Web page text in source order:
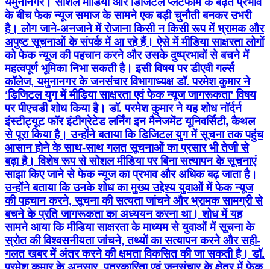
के बीच फेक न्यूज समाज के सामने एक बड़ी चुनौती बनकर उभरी
है। लोग जाने-अनजाने में रोजाना किसी न किसी रूप में भ्रामक और
अपुष्ट सूचनाओं के संपर्क में आ रहे हैं। ऐसे में मीडिया साक्षरता लोगों
को फेक न्यूज की पहचान करने और उसके दुष्प्रभावों से बचने में
महत्वपूर्ण भूमिका निभा सकती है। इसी विषय पर डीएवी गर्ल्स
कॉलेज, यमुनानगर के जनसंचार विभागाध्यक्ष डॉ. परमेश कुमार ने
‘डिजिटल युग में मीडिया साक्षरता एवं फेक न्यूज जागरूकता’ विषय
पर पीएचडी शोध किया है। डॉ. परमेश कुमार ने यह शोध नॉर्दर्न
इंस्टीट्यूट फॉर इंटीग्रेटेड लर्निंग इन मैनेजमेंट यूनिवर्सिटी, कैथल
से पूरा किया है। उन्होंने बताया कि डिजिटल युग में सूचना तक पहुंच
आसान होने के साथ-साथ गलत सूचनाओं का प्रसार भी तेजी से
बढ़ा है। विशेष रूप से सोशल मीडिया पर बिना सत्यापन के सूचनाएं
साझा किए जाने से फेक न्यूज का प्रभाव और अधिक बढ़ जाता है।
उन्होंने बताया कि उनके शोध का मुख्य उद्देश्य युवाओं में फेक न्यूज
की पहचान करने, सूचना की सत्यता जांचने और भ्रामक सामग्री से
बचने के प्रति जागरूकता का अध्ययन करना था। शोध में यह
सामने आया कि मीडिया साक्षरता के माध्यम से युवाओं में सूचना के
स्रोत की विश्वसनीयता जांचने, तथ्यों का सत्यापन करने और सही-
गलत खबर में अंतर करने की क्षमता विकसित की जा सकती है। डॉ.